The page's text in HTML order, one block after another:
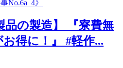
品の製造】 『寮費無
得に！』 #軽作...